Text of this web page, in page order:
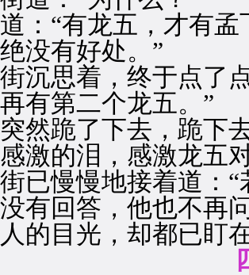
“有龙五，才有孟
没有好处。”
思着，终于点了点
有第二个龙五。”
跪了下去，跪下
的泪，感激龙五
慢慢地接着道：“
回答，他也不再
目光，却都已盯在